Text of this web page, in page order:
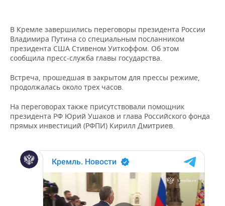
ONLINE-КОНФЕРЕНЦИИ
ОТКРЫТАЯ ЛЕКЦИЯ
ХОККЕЙ
БАСКЕТБОЛ
ВОЛЕЙБОЛ
ФИГУРНОЕ КАТАНИЕ
ХОККЕЙ С МЯЧОМ
ВЛАСТЬ
ИНФРАСТРУКТУРА
ИСТОРИЯ
МЕДИЦИНА
ПРОИСШЕСТВИЯ
СЮЖЕТЫ
СПРАВОЧНИК
СПИСОК ПЕРСОН
ПОЛНАЯ ВЕРСИЯ
В Кремле завершились переговоры президента России
Владимира Путина со специальным посланником
президента США Стивеном Уиткоффом. Об этом
сообщила пресс-служба главы государства.
Встреча, прошедшая в закрытом для прессы режиме,
продолжалась около трех часов.
На переговорах также присутствовали помощник
президента РФ Юрий Ушаков и глава Российского фонда
прямых инвестиций (РФПИ) Кирилл Дмитриев.